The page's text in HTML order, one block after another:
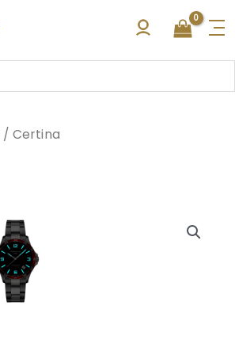
/ Certina